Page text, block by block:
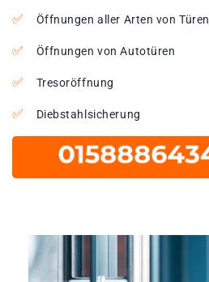
Öffnungen aller Arten von Türen
Öffnungen von Autotüren
Tresoröffnung
Diebstahlsicherung